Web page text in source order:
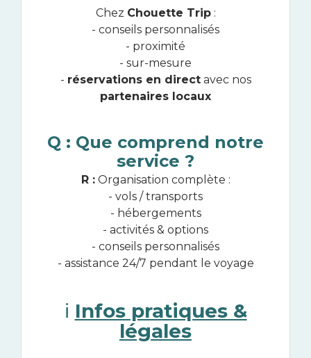
Chez Chouette Trip:
- conseils personnalisés
- proximité
- sur-mesure
- réservations en directavec nos
partenaires locaux
Q : Que comprend notre
service ?
R :Organisation complète :
- vols / transports
- hébergements
- activités & options
- conseils personnalisés
- assistance 24/7 pendant le voyage
ℹ️ Infos pratiques &
légales